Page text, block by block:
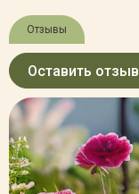
Отзывы
Оставить отзыв